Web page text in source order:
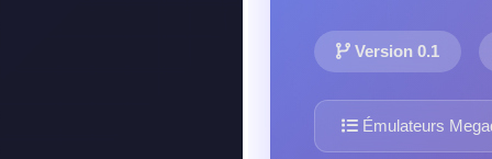
Version 0.1
Émulateurs